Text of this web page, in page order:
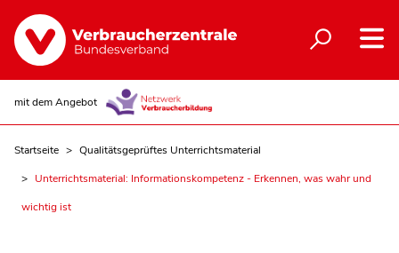
mit dem Angebot
Startseite
Qualitätsgeprüftes Unterrichtsmaterial
Unterrichtsmaterial: Informationskompetenz - Erkennen, was wahr und
wichtig ist